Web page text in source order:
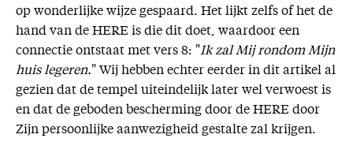
op wonderlijke wijze gespaard. Het lijkt zelfs of het de
hand van de HERE is die dit doet, waardoor een
connectie ontstaat met vers 8: "Ik zal Mij rondom Mijn
huis legeren." Wij hebben echter eerder in dit artikel al
gezien dat de tempel uiteindelijk later wel verwoest is
en dat de geboden bescherming door de HERE door
Zijn persoonlijke aanwezigheid gestalte zal krijgen.